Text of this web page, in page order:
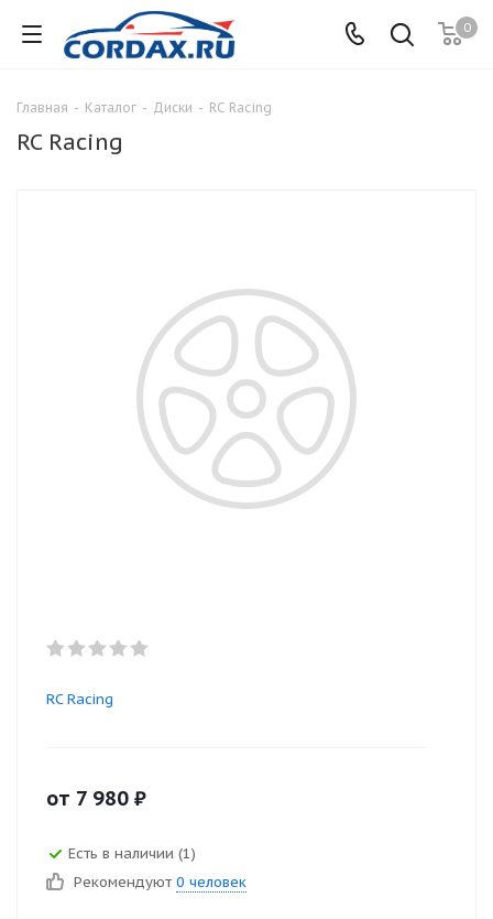
0
Главная - Каталог - Диски - RC Racing
RC Racing
RC Racing
от 7 980 ₽
Есть в наличии (1)
Рекомендуют 0 человек